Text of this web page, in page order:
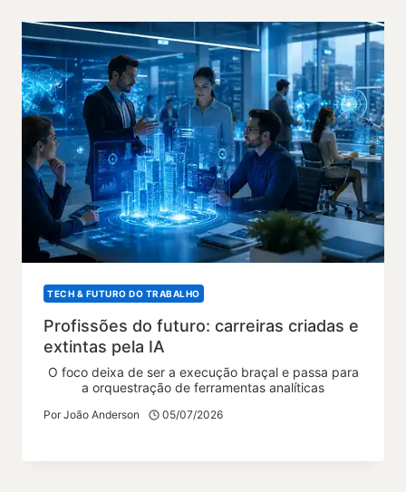
TECH & FUTURO DO TRABALHO
Profissões do futuro: carreiras criadas e
extintas pela IA
O foco deixa de ser a execução braçal e passa para
a orquestração de ferramentas analíticas
Por João Anderson 05/07/2026